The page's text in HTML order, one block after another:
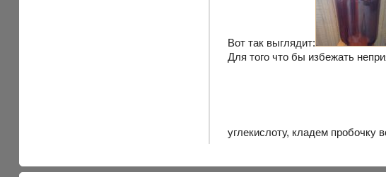
Вот так выглядит:
Для того что бы избежать
углекислоту, кладем пробочку